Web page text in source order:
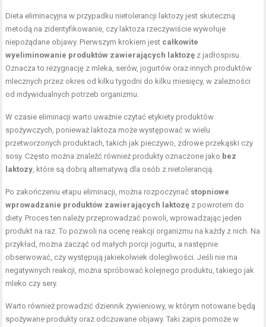
Dieta eliminacyjna w przypadku nietolerancji laktozy jest skuteczną
metodą na zidentyfikowanie, czy laktoza rzeczywiście wywołuje
niepożądane objawy. Pierwszym krokiem jest całkowite
wyeliminowanie produktów zawierających laktozę z jadłospisu.
Oznacza to rezygnację z mleka, serów, jogurtów oraz innych produktów
mlecznych przez okres od kilku tygodni do kilku miesięcy, w zależności
od indywidualnych potrzeb organizmu.
W czasie eliminacji warto uważnie czytać etykiety produktów
spożywczych, ponieważ laktoza może występować w wielu
przetworzonych produktach, takich jak pieczywo, zdrowe przekąski czy
sosy. Często można znaleźć również produkty oznaczone jako bez
laktozy, które są dobrą alternatywą dla osób z nietolerancją.
Po zakończeniu etapu eliminacji, można rozpoczynać stopniowe
wprowadzanie produktów zawierających laktozę z powrotem do
diety. Proces ten należy przeprowadzać powoli, wprowadzając jeden
produkt na raz. To pozwoli na ocenę reakcji organizmu na każdy z nich. Na
przykład, można zacząć od małych porcji jogurtu, a następnie
obserwować, czy występują jakiekolwiek dolegliwości. Jeśli nie ma
negatywnych reakcji, można spróbować kolejnego produktu, takiego jak
mleko czy sery.
Warto również prowadzić dziennik żywieniowy, w którym notowane będą
spożywane produkty oraz odczuwane objawy. Taki zapis pomoże w